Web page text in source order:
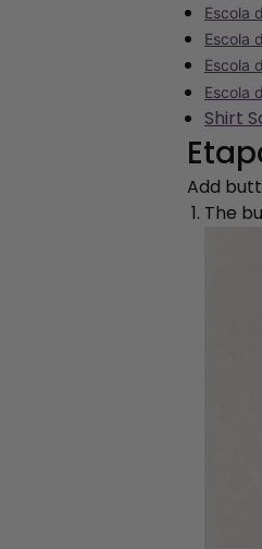
Escola
Escola
Escola
Escola
Shirt
Add
The